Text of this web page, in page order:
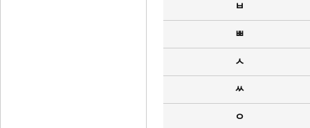
ㅂ
ㅃ
ㅅ
ㅆ
ㅇ